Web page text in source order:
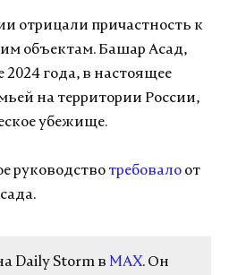
отрицали причастность к
объектам. Башар Асад,
2024 года, в настоящее
на территории России,
убежище.
руководство требовало от
Daily Storm в MAX. Он